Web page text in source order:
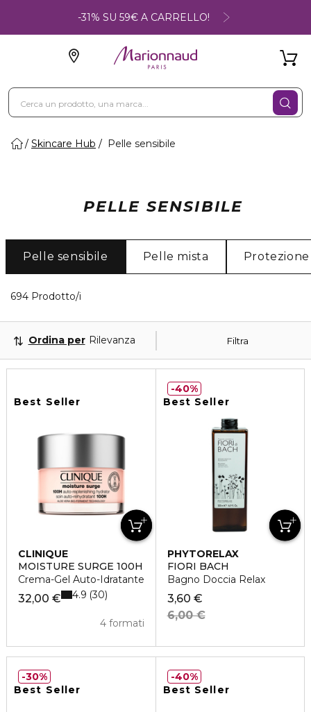
-31% SU 59€ A CARRELLO!
Skincare Hub Pelle sensibile
PELLE SENSIBILE
Pelle sensibile Pelle mista
694 Prodotto/i
Filtra
Ordina per Rilevanza
Best Seller
CLINIQUE
MOISTURE SURGE 100H
Crema-Gel Auto-Idratante
32,00 €
4 formati
4.9 30
Best Seller
PHYTORELAX
FIORI BACH
Bagno Doccia Relax
3,60 €
6,00 €
40%
Best Seller
30%
Best Seller
40%